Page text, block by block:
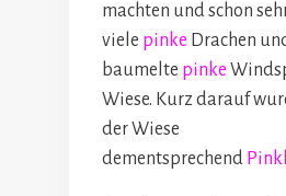
machten und schon
viele pinke Drachen
baumelte pinke
Wiese. Kurz darauf
der Wiese
dementsprechend